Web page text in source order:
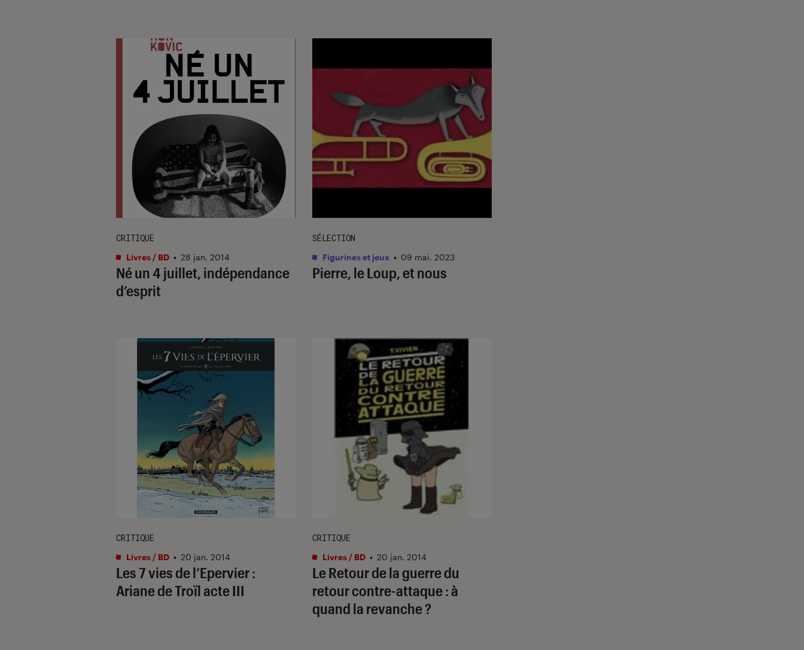
Né un 4 juillet, indépendance
d’esprit
CRITIQUE
Livres / BD • 28 jan. 2014
Pierre, le Loup, et nous
SÉLECTION
Figurines et jeux • 09 mai. 2023
Les 7 vies de l’Epervier :
Ariane de Troïl acte III
CRITIQUE
Livres / BD • 20 jan. 2014
Le Retour de la guerre du
retour contre-attaque : à
quand la revanche ?
CRITIQUE
Livres / BD • 20 jan. 2014